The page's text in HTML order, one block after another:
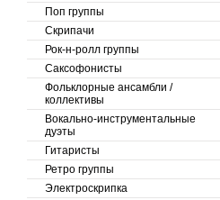
Поп группы
Скрипачи
Рок-н-ролл группы
Саксофонисты
Фольклорные ансамбли /
коллективы
Вокально-инструментальные
дуэты
Гитаристы
Ретро группы
Электроскрипка